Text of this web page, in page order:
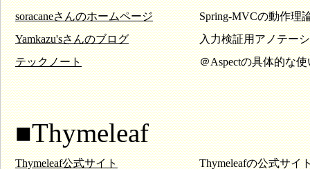
soracaneさんのホームページ
Spring-MVCの動作理
Yamkazu'sさんのブログ
入力検証用アノテー
テックノート
＠Aspectの具体的な
■Thymeleaf
Thymeleaf公式サイト
Thymeleafの公式サイ